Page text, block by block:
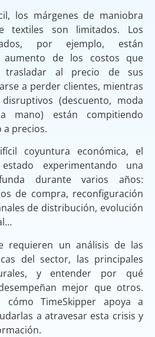
los márgenes de maniobra
textiles son limitados. Los
por ejemplo, están
de los costos que
trasladar al precio de sus
a perder clientes, mientras
(descuento, moda
mano) están compitiendo
precios.
coyuntura económica, el
experimentando una
durante varios años:
de compra, reconfiguración
de distribución, evolución
requieren un análisis de las
del sector, las principales
y entender por qué
mejor que otros.
cómo TimeSkipper apoya a
a atravesar esta crisis y